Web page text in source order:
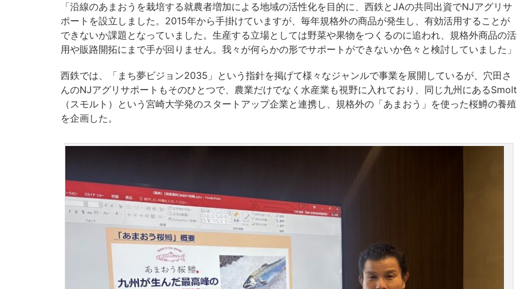
「沿線のあまおうを栽培する就農者増加による地域の活性化を目的に、西鉄とJAの共同出資でNJアグリサ
ポートを設立しました。2015年から手掛けていますが、毎年規格外の商品が発生し、有効活用することが
できないか課題となっていました。生産する立場としては野菜や果物をつくるのに追われ、規格外商品の活
用や販路開拓にまで手が回りません。我々が何らかの形でサポートができないか色々と検討していました」
西鉄では、「まち夢ビジョン2035」という指針を掲げて様々なジャンルで事業を展開しているが、穴田さ
んのNJアグリサポートもそのひとつで、農業だけでなく水産業も視野に入れており、同じ九州にあるSmolt
（スモルト）という宮崎大学発のスタートアップ企業と連携し、規格外の「あまおう」を使った桜鱒の養殖
を企画した。